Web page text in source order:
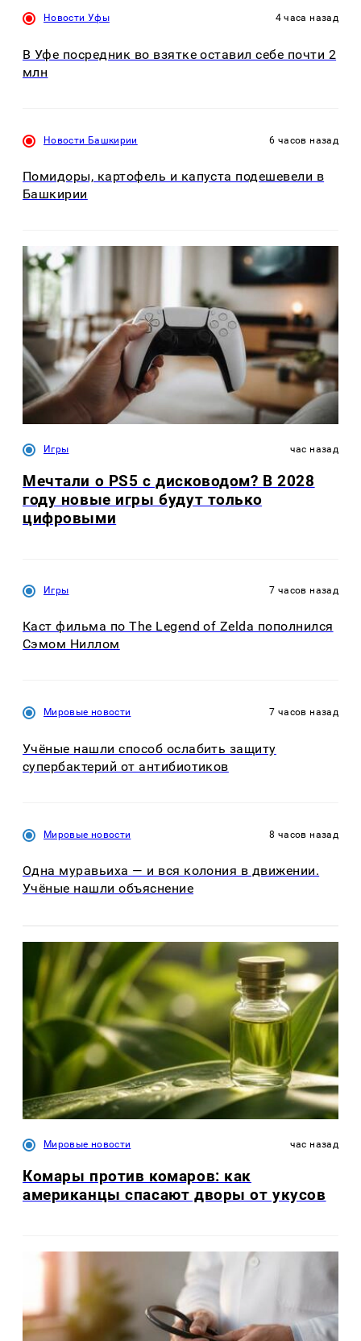
Новости Уфы 4 часа назад
В Уфе посредник во взятке оставил себе почти 2
млн
Новости Башкирии 6 часов назад
Помидоры, картофель и капуста подешевели в
Башкирии
Игры час назад
Мечтали о PS5 с дисководом? В 2028
году новые игры будут только
цифровыми
Игры 7 часов назад
Каст фильма по The Legend of Zelda пополнился
Сэмом Ниллом
Мировые новости 7 часов назад
Учёные нашли способ ослабить защиту
супербактерий от антибиотиков
Мировые новости 8 часов назад
Одна муравьиха — и вся колония в движении.
Учёные нашли объяснение
Мировые новости час назад
Комары против комаров: как
американцы спасают дворы от укусов